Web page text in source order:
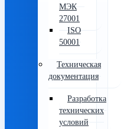
МЭК
27001
ISO
50001
Техническая
документация
Разработка
технических
условий